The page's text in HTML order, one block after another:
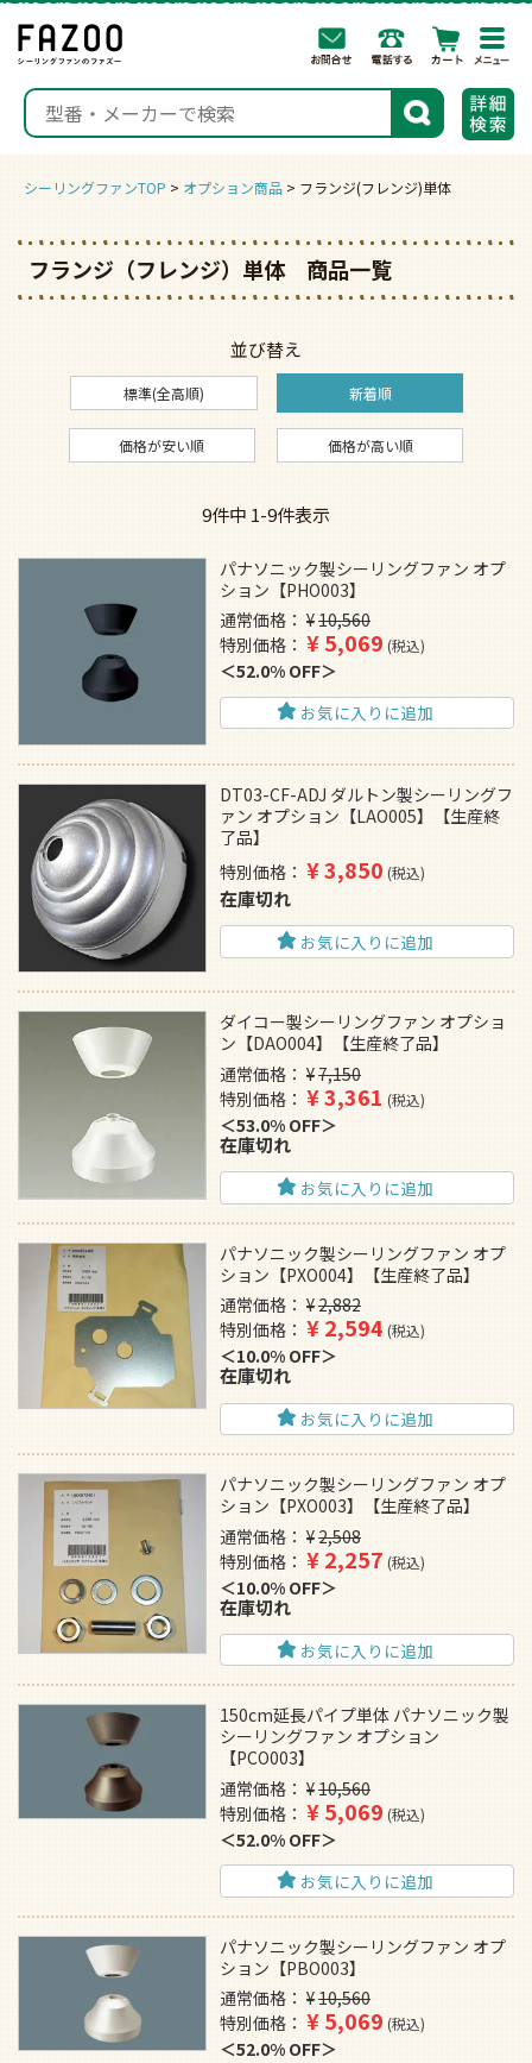
検索
シーリングファンTOP オプション商品 フランジ(フレンジ)単体
フランジ（フレンジ）単体 商品一覧
並び替え
標準(全高順) 新着順
価格が安い順 価格が高い順
9件中 1-9件表示
パナソニック製シーリングファン オプ
ション【PHO003】
通常価格
¥10,560
特別価格
¥5,069 税込
52.0% OFF
お気に入りに追加
DT03-CF-ADJ ダルトン製シーリングフ
ァン オプション【LAO005】【生産終
了品】
特別価格
¥3,850 税込
在庫切れ
お気に入りに追加
ダイコー製シーリングファン オプショ
ン【DAO004】【生産終了品】
通常価格
¥7,150
特別価格
¥3,361 税込
53.0% OFF
在庫切れ
お気に入りに追加
パナソニック製シーリングファン オプ
ション【PXO004】【生産終了品】
通常価格
¥2,882
特別価格
¥2,594 税込
10.0% OFF
在庫切れ
お気に入りに追加
パナソニック製シーリングファン オプ
ション【PXO003】【生産終了品】
通常価格
¥2,508
特別価格
¥2,257 税込
10.0% OFF
在庫切れ
お気に入りに追加
150cm延長パイプ単体 パナソニック製
シーリングファン オプション
【PCO003】
通常価格
¥10,560
特別価格
¥5,069 税込
52.0% OFF
お気に入りに追加
パナソニック製シーリングファン オプ
ション【PBO003】
通常価格
¥10,560
特別価格
¥5,069 税込
52.0% OFF